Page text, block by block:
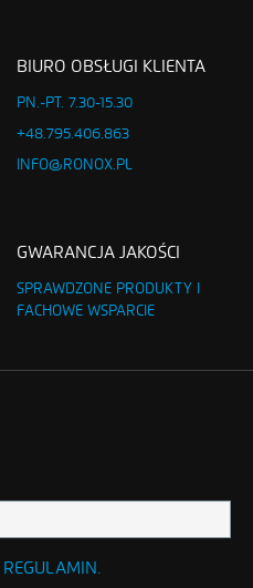
BIURO OBSŁUGI KLIENTA
PN.-PT. 7.30-15.30
+48.795.406.863
INFO@RONOX.PL
GWARANCJA JAKOŚCI
SPRAWDZONE PRODUKTY I
FACHOWE WSPARCIE
REGULAMIN